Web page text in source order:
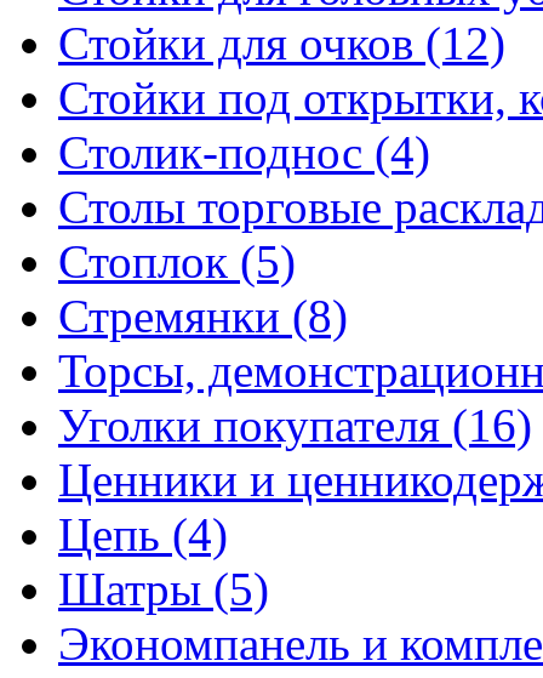
Стойки для очков (12)
Стойки под открытки,
Столик-поднос (4)
Столы торговые
Стоплок (5)
Стремянки (8)
Торсы,
Уголки покупателя (16)
Ценники и
Цепь (4)
Шатры (5)
Экономпанель и